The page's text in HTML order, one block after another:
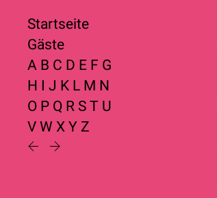
Startseite
Gäste
A B C D E F G
H I J K L M N
O P Q R S T U
V W X Y Z